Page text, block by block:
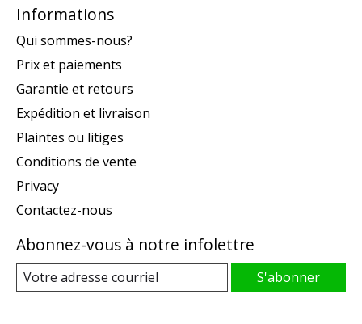
Informations
Qui sommes-nous?
Prix et paiements
Garantie et retours
Expédition et livraison
Plaintes ou litiges
Conditions de vente
Privacy
Contactez-nous
Abonnez-vous à notre infolettre
S'abonner